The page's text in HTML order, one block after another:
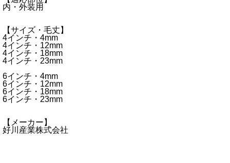
内・外装用
【サイズ・毛丈】
4インチ・4mm
4インチ・12mm
4インチ・18mm
4インチ・23mm
6インチ・4mm
6インチ・12mm
6インチ・18mm
6インチ・23mm
【メーカー】
好川産業株式会社